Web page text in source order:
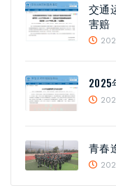
交通
害赔
2025
青春